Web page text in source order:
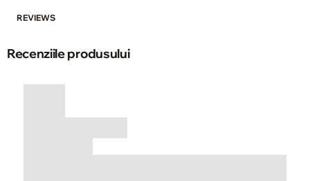
REVIEWS
Recenziile produsului